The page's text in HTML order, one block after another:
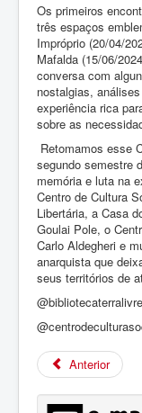
Os primeiros
três espaços
Impróprio (20/04/
Mafalda (15/06/
conversa com
nostalgias,
experiência rica
sobre as
Retomamos esse
segundo semestre
memória e luta na
Centro de Cultura
Libertária, a Casa
Goulai Pole, o
Carlo Aldegheri e
anarquista que
seus territórios de
@bibliotecaterralivre
Anterior